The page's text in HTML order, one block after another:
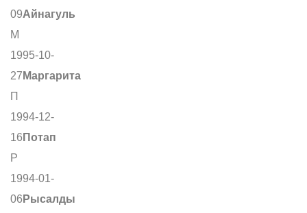
09Айнагуль
М
1995-10-
27 Маргарита
П
1994-12-
16 Потап
Р
1994-01-
06 Рысалды